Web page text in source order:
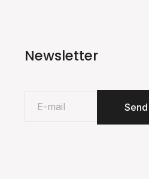
Newsletter